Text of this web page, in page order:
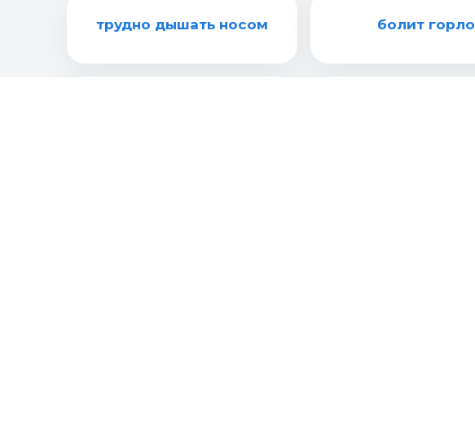
трудно дышать носом болит горло